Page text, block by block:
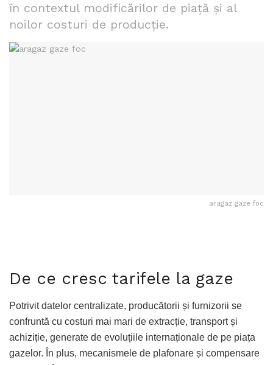
în contextul modificărilor de piață și al
noilor costuri de producție.
aragaz gaze foc
De ce cresc tarifele la gaze
Potrivit datelor centralizate, producătorii și furnizorii se
confruntă cu costuri mai mari de extracție, transport și
achiziție, generate de evoluțiile internaționale de pe piața
gazelor. În plus, mecanismele de plafonare și compensare